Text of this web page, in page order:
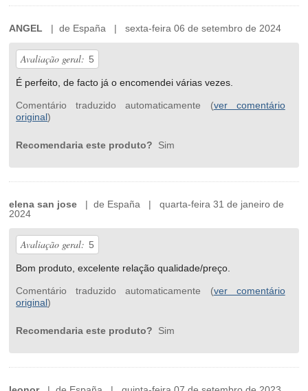
ANGEL | de España | sexta-feira 06 de setembro de 2024
Avaliação geral: 5
É perfeito, de facto já o encomendei várias vezes.
Comentário traduzido automaticamente (ver comentário
original)
Recomendaria este produto? Sim
elena san jose | de España | quarta-feira 31 de janeiro de
2024
Avaliação geral: 5
Bom produto, excelente relação qualidade/preço.
Comentário traduzido automaticamente (ver comentário
original)
Recomendaria este produto? Sim